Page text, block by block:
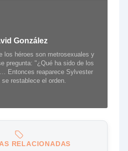
González
los héroes son metrosexuales y
pregunta: "¿Qué ha sido de los
Entonces reaparece Sylvester
restablece el orden.
RELACIONADAS